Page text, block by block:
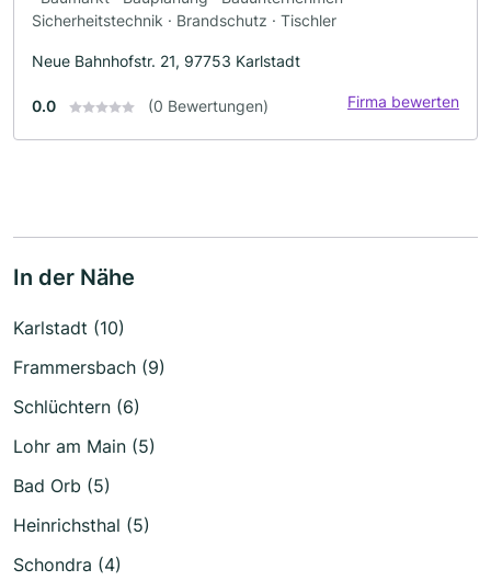
Sicherheitstechnik · Brandschutz · Tischler
Neue Bahnhofstr. 21, 97753 Karlstadt
0.0 (0 Bewertungen) Firma bewerten
In der Nähe
Karlstadt (10)
Frammersbach (9)
Schlüchtern (6)
Lohr am Main (5)
Bad Orb (5)
Heinrichsthal (5)
Schondra (4)